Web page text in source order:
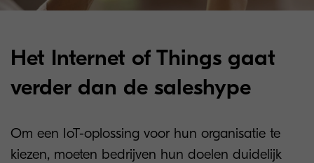
Het Internet of Things gaat
verder dan de saleshype
Om een IoT-oplossing voor hun organisatie te
kiezen, moeten bedrijven hun doelen duidelijk